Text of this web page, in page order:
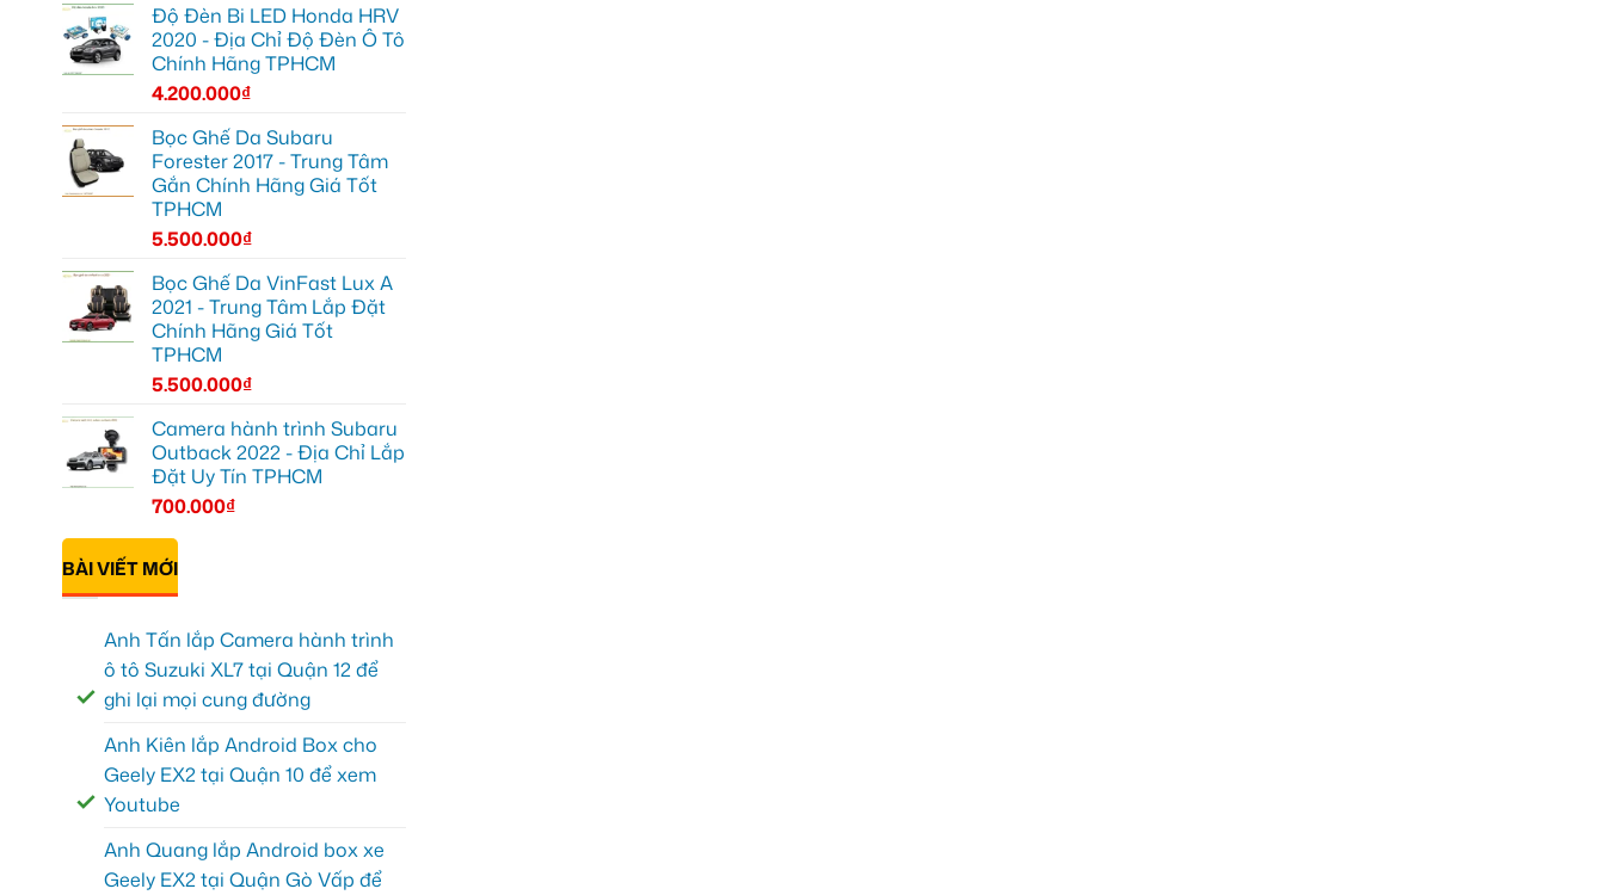
Độ Đèn Bi LED Honda HRV
2020 - Địa Chỉ Độ Đèn Ô Tô
Chính Hãng TPHCM
4.200.000₫
Bọc Ghế Da Subaru
Forester 2017 - Trung Tâm
Gắn Chính Hãng Giá Tốt
TPHCM
5.500.000₫
Bọc Ghế Da VinFast Lux A
2021 - Trung Tâm Lắp Đặt
Chính Hãng Giá Tốt
TPHCM
5.500.000₫
Camera hành trình Subaru
Outback 2022 - Địa Chỉ Lắp
Đặt Uy Tín TPHCM
700.000₫
BÀI VIẾT MỚI
Anh Tấn lắp Camera hành trình
ô tô Suzuki XL7 tại Quận 12 để
ghi lại mọi cung đường
Anh Kiên lắp Android Box cho
Geely EX2 tại Quận 10 để xem
Youtube
Anh Quang lắp Android box xe
Geely EX2 tại Quận Gò Vấp để